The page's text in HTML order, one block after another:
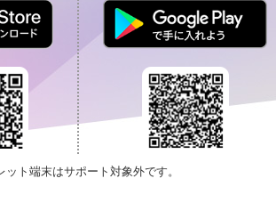
ト端末はサポート対象外です。